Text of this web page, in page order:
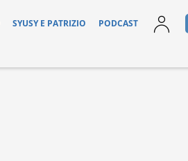
SYUSY E PATRIZIO PODCAST